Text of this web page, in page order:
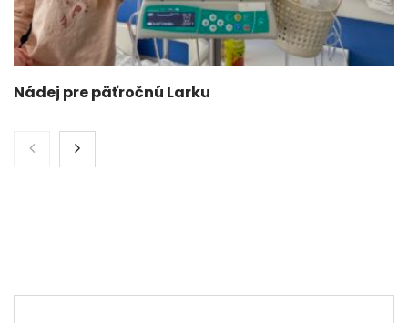
Nádej pre päťročnú Larku